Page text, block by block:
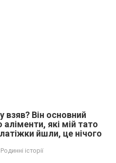
взяв? Він основний
які мій тато
йшли, це нічого
Родинні історії